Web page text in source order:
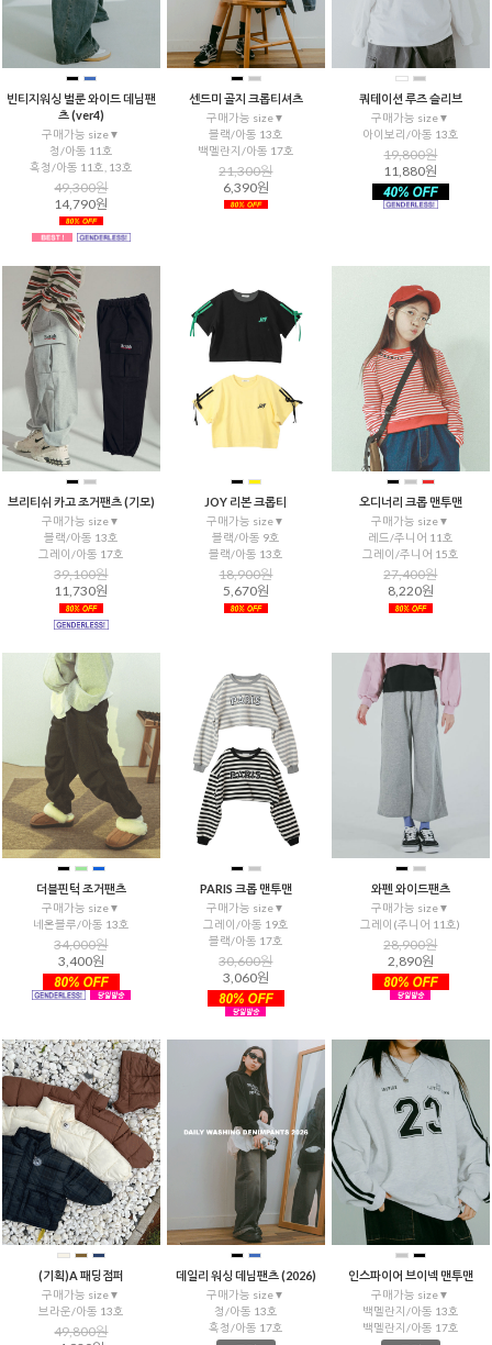
빈티지워싱 벌룬 와이드 데님팬
츠 (ver4)
구매가능 size▼
청/아동 11호
흑청/아동 11호, 13호
49,300원
14,790원
센드미 골지 크롭티셔츠
구매가능 size▼
블랙/아동 13호
백멜란지/아동 17호
21,300원
6,390원
쿼테이션 루즈 슬리브
구매가능 size▼
아이보리/아동 13호
19,800원
11,880원
브리티쉬 카고 조거팬츠 (기모)
구매가능 size▼
블랙/아동 13호
그레이/아동 17호
39,100원
11,730원
JOY 리본 크롭티
구매가능 size▼
블랙/아동 9호
블랙/아동 13호
18,900원
5,670원
오디너리 크롭 맨투맨
구매가능 size▼
레드/주니어 11호
그레이/주니어 15호
27,400원
8,220원
더블핀턱 조거팬츠
구매가능 size▼
네온블루/아동 13호
34,000원
3,400원
PARIS 크롭 맨투맨
구매가능 size▼
그레이/아동 19호
블랙/아동 17호
30,600원
3,060원
와펜 와이드팬츠
구매가능 size▼
그레이(주니어 11호)
28,900원
2,890원
(기획)A 패딩점퍼
구매가능 size▼
브라운/아동 13호
49,800원
데일리 워싱 데님팬츠 (2026)
구매가능 size▼
청/아동 13호
흑청/아동 17호
인스파이어 브이넥 맨투맨
구매가능 size▼
백멜란지/아동 13호
백멜란지/아동 17호